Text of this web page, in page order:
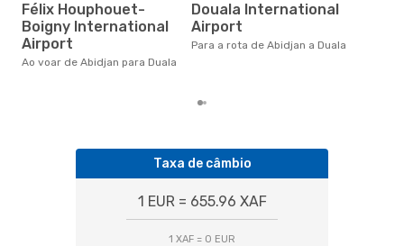
Félix Houphouet-
Boigny International
Airport
Ao voar de Abidjan para Duala
Douala International
Airport
Para a rota de Abidjan a Duala
Taxa de câmbio
1 EUR = 655.96 XAF
1 XAF = 0 EUR